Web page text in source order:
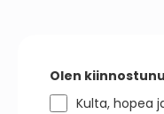
Olen
Kulta, hopea